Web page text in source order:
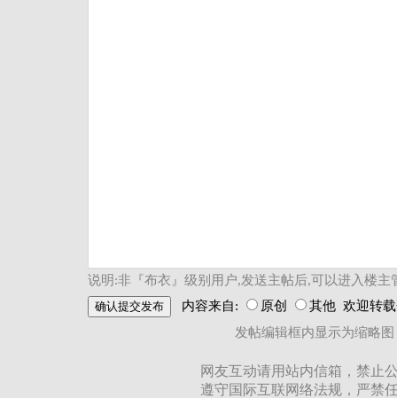
说明:非『布衣』级别用户,发送主帖后,可以进入楼
内容来自:
原创
其他 欢迎转
发帖编辑框内显示为缩略
网友互动请用站内信箱，禁止
遵守国际互联网络法规，严禁